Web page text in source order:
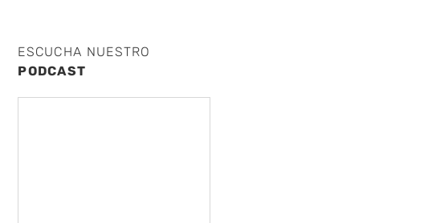
ESCUCHA NUESTRO
PODCAST